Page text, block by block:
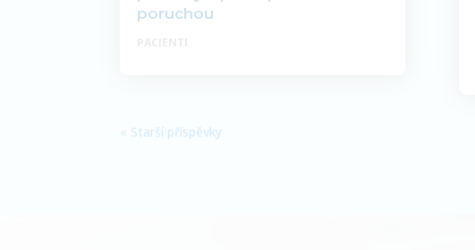
poruchou
« Starší příspěvky